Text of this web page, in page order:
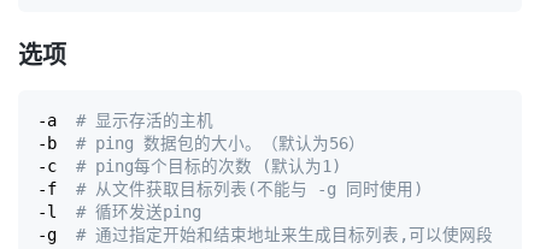
选项
-a # 显示存活的主机
-b # ping 数据包的大小。（默认为56）
-c # ping每个目标的次数 (默认为1)
-f # 从文件获取目标列表(不能与 -g 同时使用)
-l # 循环发送ping
-g # 通过指定开始和结束地址来生成目标列表,可以使网段